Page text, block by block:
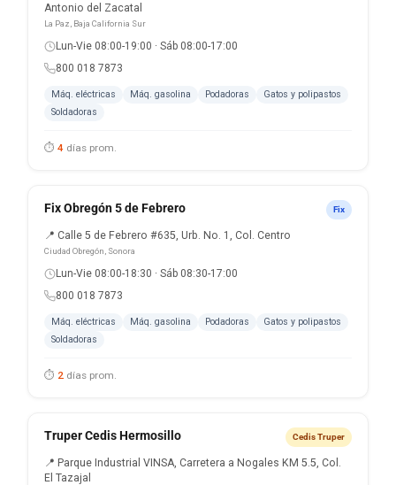
Antonio del Zacatal
La Paz, Baja California Sur
Lun-Vie 08:00-19:00 · Sáb 08:00-17:00
800 018 7873
Máq. eléctricas Máq. gasolina Podadoras
Gatos y polipastos
Soldadoras
⏱ 4 días prom.
Fix Obregón 5 de Febrero Fix
📍 Calle 5 de Febrero #635, Urb. No. 1, Col. Centro
Ciudad Obregón, Sonora
Lun-Vie 08:00-18:30 · Sáb 08:30-17:00
800 018 7873
Máq. eléctricas Máq. gasolina Podadoras
Gatos y polipastos
Soldadoras
⏱ 2 días prom.
Truper Cedis Hermosillo Cedis Truper
📍 Parque Industrial VINSA, Carretera a Nogales KM 5.5, Col.
El Tazajal